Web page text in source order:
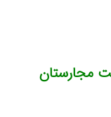
مجارستان